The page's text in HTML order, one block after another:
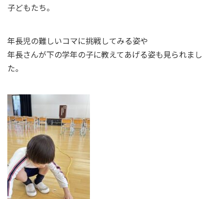
子どもたち。
年長児の難しいコマに挑戦してみる姿や
年長さんが下の学年の子に教えてあげる姿も見られまし
た。